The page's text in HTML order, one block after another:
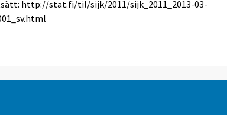
http://stat.fi/til/sijk/2011/sijk_2011_2013-03-